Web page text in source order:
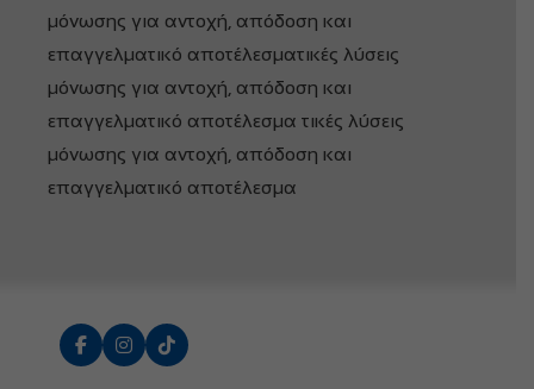
μόνωσης για αντοχή, απόδοση και
επαγγελματικό αποτέλεσματικές λύσεις
μόνωσης για αντοχή, απόδοση και
επαγγελματικό αποτέλεσμα τικές λύσεις
μόνωσης για αντοχή, απόδοση και
επαγγελματικό αποτέλεσμα